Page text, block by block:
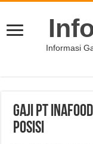
Informasi
Gaji PT
Posisi